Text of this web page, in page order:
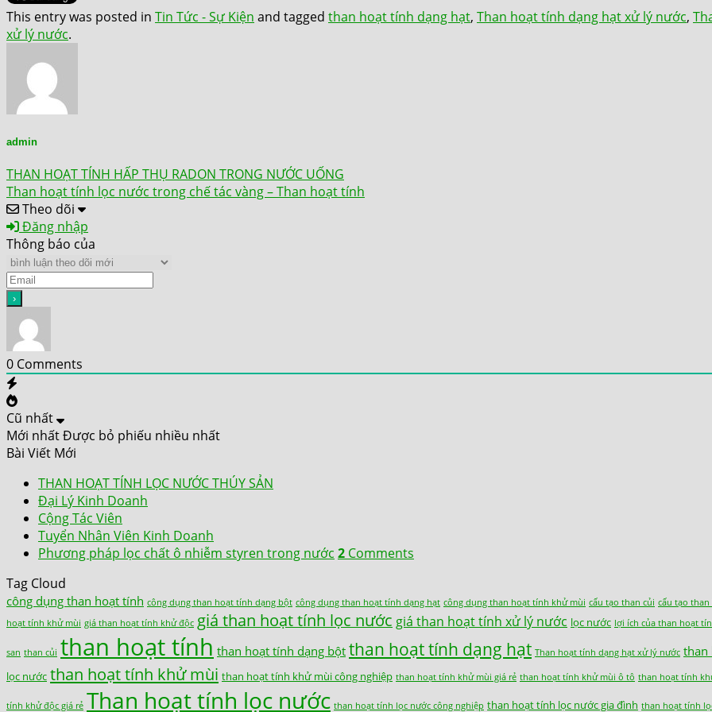
This entry was posted in Tin Tức - Sự Kiện and tagged than hoạt tính dạng hạt, Than hoạt tính dạng hạt xử lý nước,
xử lý nước.
admin
THAN HOẠT TÍNH HẤP THỤ RADON TRONG NƯỚC UỐNG
Than hoạt tính lọc nước trong chế tác vàng – Than hoạt tính
Theo dõi
Đăng nhập
Thông báo của
0 Comments
Cũ nhất
Mới nhấtĐược bỏ phiếu nhiều nhất
Bài Viết Mới
THAN HOẠT TÍNH LỌC NƯỚC THÚY SẢN
Đại Lý Kinh Doanh
Cộng Tác Viên
Tuyển Nhân Viên Kinh Doanh
Phương pháp lọc chất ô nhiễm styren trong nước 2 Comments
Tag Cloud
công dụng than hoạt tính công dụng than hoạt tính dạng bột công dụng than hoạt tính dạng hạt công dụng than hoạt tính khử mùi cấu tạo than củi cấu tạo
hoạt tính khử mùi giá than hoạt tính khử độc giá than hoạt tính lọc nước giá than hoạt tính xử lý nước lọc nước lợi ích của than hoạt
san than củi than hoạt tính than hoạt tính dạng bột than hoạt tính dạng hạt Than hoạt tính dạng hạt xử lý nước than
lọc nước than hoạt tính khử mùi than hoạt tính khử mùi công nghiệp than hoạt tính khử mùi giá rẻ than hoạt tính khử mùi ô tô than hoạt tính
tính khử độc giá rẻ Than hoạt tính lọc nước than hoạt tính lọc nước công nghiệp than hoạt tính lọc nước gia đình than hoạt tính